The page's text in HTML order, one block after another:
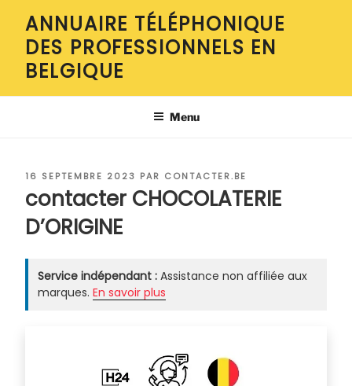
contenu
principal
ANNUAIRE TÉLÉPHONIQUE
DES PROFESSIONNELS EN
BELGIQUE
Menu
PUBLIÉ
16 SEPTEMBRE 2023 PAR CONTACTER.BE
contacter CHOCOLATERIE
D’ORIGINE
Service indépendant : Assistance non affiliée aux
marques. En savoir plus